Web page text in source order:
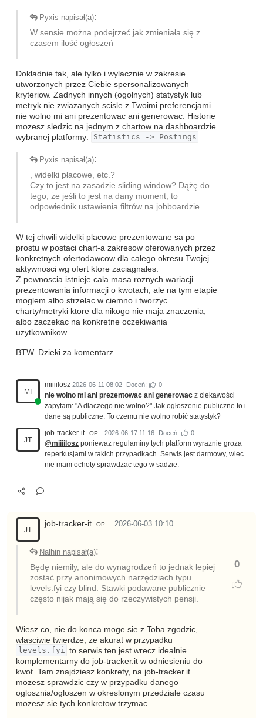
Pyxis napisał(a):
W sensie można podejrzeć jak zmieniała się z
czasem ilość ogłoszeń
Dokladnie tak, ale tylko i wylacznie w zakresie
utworzonych przez Ciebie spersonalizowanych
kryteriow. Zadnych innych (ogolnych) statystyk lub
metryk nie zwiazanych scisle z Twoimi preferencjami
nie wolno mi ani prezentowac ani generowac. Historie
mozesz sledzic na jednym z chartow na dashboardzie
wybranej platformy:
Statistics -> Postings
Pyxis napisał(a):
, widełki płacowe, etc.?
Czy to jest na zasadzie sliding window? Dążę do
tego, że jeśli to jest na dany moment, to
odpowiednik ustawienia filtrów na jobboardzie.
W tej chwili widelki placowe prezentowane sa po
prostu w postaci chart-a zakresow oferowanych przez
konkretnych ofertodawcow dla calego okresu Twojej
aktywnosci wg ofert ktore zaciagnales.
Z pewnoscia istnieje cala masa roznych wariacji
prezentowania informacji o kwotach, ale na tym etapie
moglem albo strzelac w ciemno i tworzyc
charty/metryki ktore dla nikogo nie maja znaczenia,
albo zaczekac na konkretne oczekiwania
uzytkownikow.
BTW. Dzieki za komentarz.
MI
miiiilosz 2026-06-11 08:02 Doceń: 0
nie wolno mi ani prezentowac ani generowac z ciekawości
zapytam: "A dlaczego nie wolno?" Jak ogłoszenie publiczne to i
dane są publiczne. To czemu nie wolno robić statystyk?
JT
job-tracker-it OP 2026-06-17 11:16 Doceń: 0
@miiiilosz poniewaz regulaminy tych platform wyraznie groza
reperkusjami w takich przypadkach. Serwis jest darmowy, wiec
nie mam ochoty sprawdzac tego w sadzie.
JT
job-tracker-it OP 2026-06-03 10:10
0
Nalhin napisał(a):
Będę niemiły, ale do wynagrodzeń to jednak lepiej
zostać przy anonimowych narzędziach typu
levels.fyi czy blind. Stawki podawane publicznie
często nijak mają się do rzeczywistych pensji.
Wiesz co, nie do konca moge sie z Toba zgodzic,
wlasciwie twierdze, ze akurat w przypadku
levels.fyi to serwis ten jest wrecz idealnie
komplementarny do job-tracker.it w odniesieniu do
kwot. Tam znajdziesz konkrety, na job-tracker.it
mozesz sprawdzic czy w przypadku danego
oglosznia/ogloszen w okreslonym przedziale czasu
mozesz sie tych konkretow trzymac.